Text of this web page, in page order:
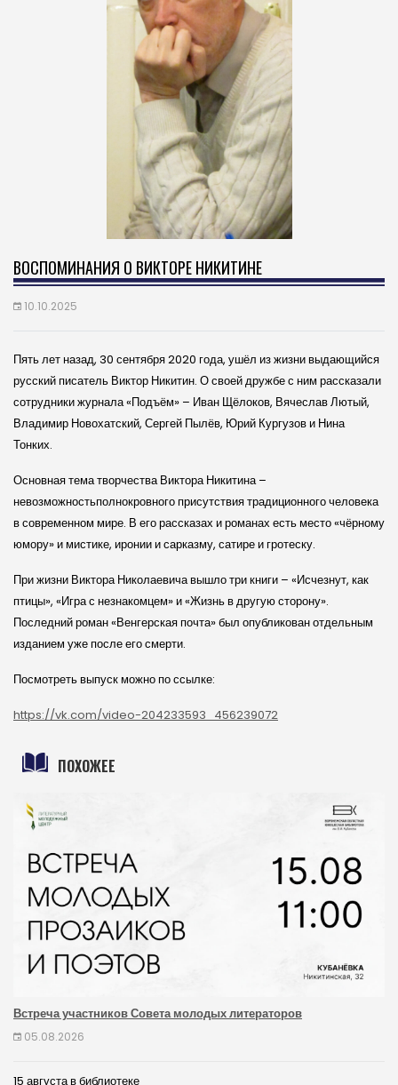
ВОСПОМИНАНИЯ О ВИКТОРЕ НИКИТИНЕ
10.10.2025
Пять лет назад, 30 сентября 2020 года, ушёл из жизни выдающийся
русский писатель Виктор Никитин. О своей дружбе с ним рассказали
сотрудники журнала «Подъём» – Иван Щёлоков, Вячеслав Лютый,
Владимир Новохатский, Сергей Пылёв, Юрий Кургузов и Нина
Тонких.
Основная тема творчества Виктора Никитина –
невозможностьполнокровного присутствия традиционного человека
в современном мире. В его рассказах и романах есть место «чёрному
юмору» и мистике, иронии и сарказму, сатире и гротеску.
При жизни Виктора Николаевича вышло три книги – «Исчезнут, как
птицы», «Игра с незнакомцем» и «Жизнь в другую сторону».
Последний роман «Венгерская почта» был опубликован отдельным
изданием уже после его смерти.
Посмотреть выпуск можно по ссылке:
https://vk.com/video-204233593_456239072
ПОХОЖЕЕ
Встреча участников Совета молодых литераторов
05.08.2026
15 августа в библиотеке